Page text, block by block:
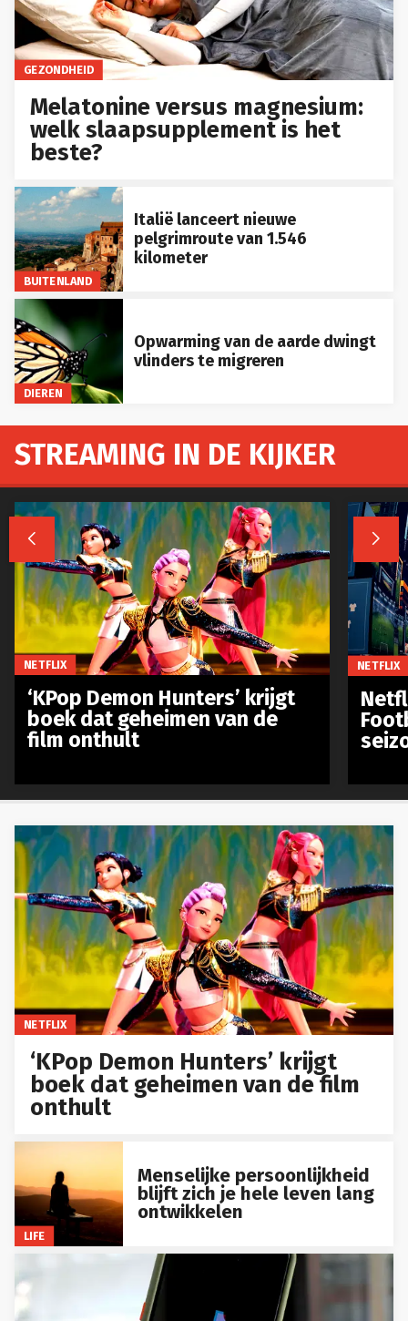
GEZONDHEID
Melatonine versus magnesium:
welk slaapsupplement is het
beste?
BUITENLAND
Italië lanceert nieuwe
pelgrimroute van 1.546
kilometer
DIEREN
Opwarming van de aarde dwingt
vlinders te migreren
NETFLIX
‘KPop Demon Hunters’ krijgt
boek dat geheimen van de film
onthult
LIFE
Menselijke persoonlijkheid
blijft zich je hele leven lang
ontwikkelen
STREAMING IN DE KIJKER
 
NETFLIX
‘KPop Demon Hunters’ krijgt
boek dat geheimen van de
film onthult
NETFLIX